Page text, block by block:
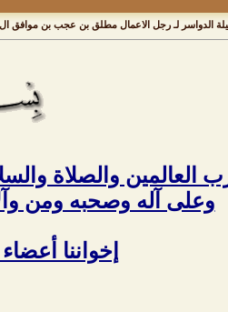
الدواسر لـ رجل الاعمال مطلق بن عجب بن موافق ال
العالمين والصلاة
وعلى آله وصحبه ومن
إخواننا